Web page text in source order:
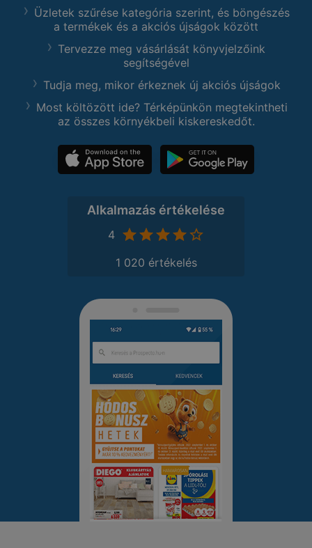
Üzletek szűrése kategória szerint, és böngészés
a termékek és a akciós újságok között
Tervezze meg vásárlását könyvjelzőink
segítségével
Tudja meg, mikor érkeznek új akciós újságok
Most költözött ide? Térképünkön megtekintheti
az összes környékbeli kiskereskedőt.
Alkalmazás értékelése
4
1 020 értékelés